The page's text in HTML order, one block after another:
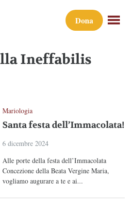
Dona
Ineffabilis
Mariologia
Santa festa dell’Immacolata!
6 dicembre 2024
Alle porte della festa dell’Immacolata
Concezione della Beata Vergine Maria,
vogliamo augurare a te e ai...